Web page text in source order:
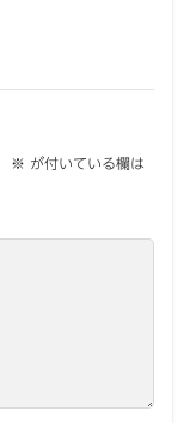
※ が付いている欄は